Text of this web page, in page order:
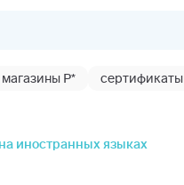
магазины Р* сертификаты
иностранных языках